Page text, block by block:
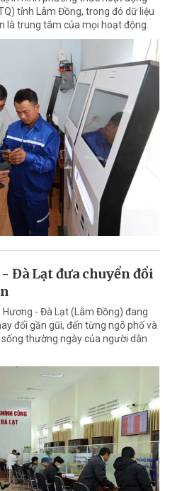
tỉnh Lâm Đồng, trong đó dữ liệu
là trung tâm của mọi hoạt động.
Đà Lạt đưa chuyển đổi
- Đà Lạt (Lâm Đồng) đang
đổi gần gũi, đến từng ngõ phố và
thường ngày của người dân